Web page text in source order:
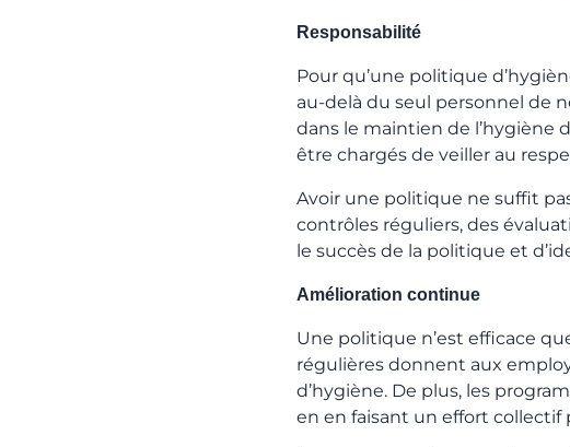
Responsabilité
Pour qu’une politique
au-delà du seul personnel de
dans le maintien de l’hygiène
être chargés de veiller au
Avoir une politique ne suffit
contrôles réguliers, des
le succès de la politique et
Amélioration continue
Une politique n’est efficace
régulières donnent aux
d’hygiène. De plus, les
en en faisant un effort